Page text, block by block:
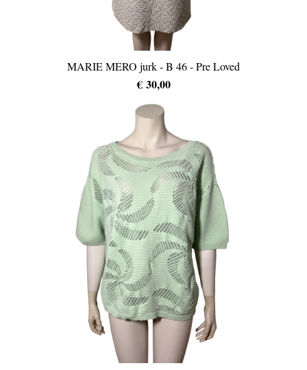
MARIE MERO jurk - B 46 - Pre Loved
€ 30,00